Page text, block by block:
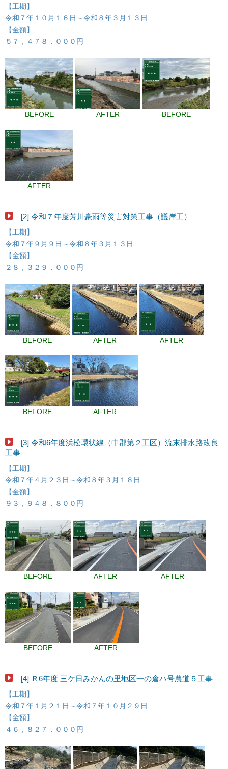
【工期】
令和７年１０月１６日～令和８年３月１３日
【金額】
５７，４７８，０００円
BEFORE AFTER BEFORE
AFTER
[2] 令和７年度芳川豪雨等災害対策工事（護岸工）
【工期】
令和７年９月９日～令和８年３月１３日
【金額】
２８，３２９，０００円
BEFORE AFTER AFTER
BEFORE AFTER
[3] 令和6年度浜松環状線（中郡第２工区）流末排水路改良
工事
【工期】
令和７年４月２３日～令和８年３月１８日
【金額】
９３，９４８，８００円
BEFORE AFTER AFTER
BEFORE AFTER
[4] Ｒ6年度 三ケ日みかんの里地区一の倉ハ号農道５工事
【工期】
令和７年１月２１日～令和７年１０月２９日
【金額】
４６，８２７，０００円